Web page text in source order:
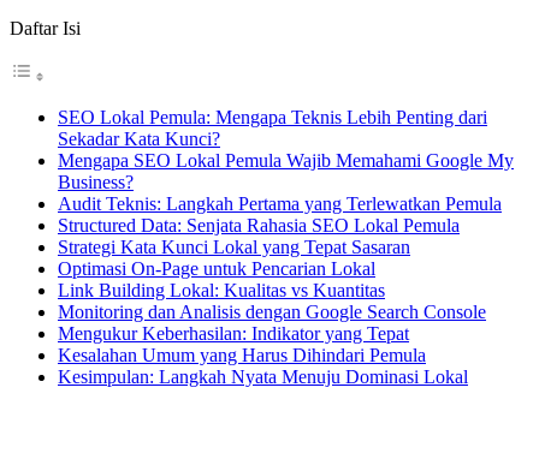
Daftar Isi
SEO Lokal Pemula: Mengapa Teknis Lebih Penting dari
Sekadar Kata Kunci?
Mengapa SEO Lokal Pemula Wajib Memahami Google My
Business?
Audit Teknis: Langkah Pertama yang Terlewatkan Pemula
Structured Data: Senjata Rahasia SEO Lokal Pemula
Strategi Kata Kunci Lokal yang Tepat Sasaran
Optimasi On-Page untuk Pencarian Lokal
Link Building Lokal: Kualitas vs Kuantitas
Monitoring dan Analisis dengan Google Search Console
Mengukur Keberhasilan: Indikator yang Tepat
Kesalahan Umum yang Harus Dihindari Pemula
Kesimpulan: Langkah Nyata Menuju Dominasi Lokal